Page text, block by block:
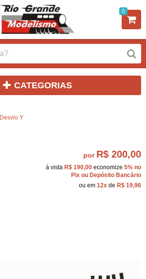
0
CATEGORIAS
Desvio Y
por R$ 200,00
à vista R$ 190,00 economize 5% no
Pix ou Depósito Bancário
ou em 12x de R$ 19,96